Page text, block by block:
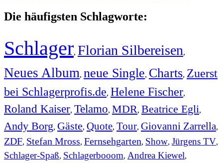
Die häufigsten Schlagworte:
Schlager, Florian Silbereisen,
Neues Album, neue Single, Charts, Zuerst
bei Schlagerprofis.de, Helene Fischer,
Roland Kaiser, Telamo, MDR, Beatrice Egli,
Andy Borg, Gäste, Quote, Tour, Giovanni Zarrella,
ZDF, Stefan Mross, Fernsehgarten, Show, Jürgens TV,
Schlager-Spaß, Schlagerbooom, Andrea Kiewel,